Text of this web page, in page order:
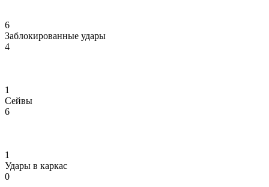
6
Заблокированные удары
4
1
Сейвы
6
1
Удары в каркас
0